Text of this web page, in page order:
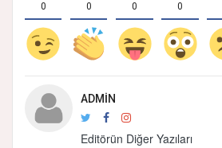
0 0 0 0
ADMIN
Editörün Diğer Yazıları